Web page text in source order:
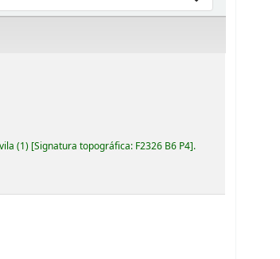
(1) Signatura topográfica: F2326 B6 P4 .